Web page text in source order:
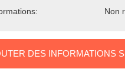
Non
DES INFORMATIONS